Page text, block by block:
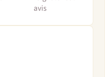
avis